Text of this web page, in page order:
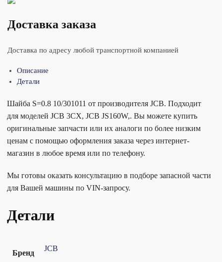
Доставка заказа
Доставка по адресу любой транспортной компанией
Описание
Детали
Шайба S=0.8 10/301011 от производителя JCB. Подходит
для моделей JCB 3CX, JCB JS160W,. Вы можете купить
оригинальные запчасти или их аналоги по более низким
ценам с помощью оформления заказа через интернет-
магазин в любое время или по телефону.
Мы готовы оказать консультацию в подборе запасной части
для Вашей машины по VIN-запросу.
Детали
Бренд
JCB